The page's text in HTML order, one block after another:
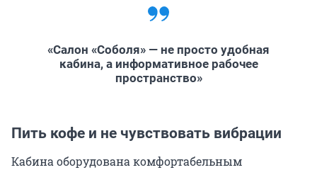
«Салон «Соболя» — не просто удобная
кабина, а информативное рабочее
пространство»
Пить кофе и не чувствовать вибрации
Кабина оборудована комфортабельным